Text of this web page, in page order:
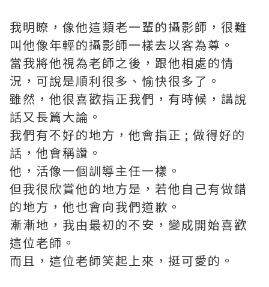
我明瞭，像他這類老一輩的攝影師，很難
叫他像年輕的攝影師一樣去以客為尊。
當我將他視為老師之後，跟他相處的情
況，可說是順利很多、愉快很多了。
雖然，他很喜歡指正我們，有時候，講說
話又長篇大論。
我們有不好的地方，他會指正 ; 做得好的
話，他會稱讚。
他，活像一個訓導主任一樣。
但我很欣賞他的地方是，若他自己有做錯
的地方，他也會向我們道歉。
漸漸地，我由最初的不安，變成開始喜歡
這位老師。
而且，這位老師笑起上來，挺可愛的。